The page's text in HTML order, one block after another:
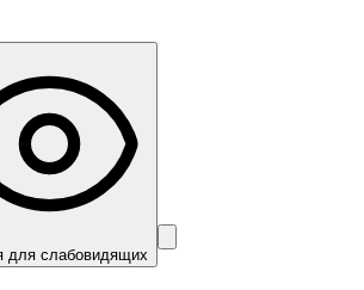
для слабовидящих